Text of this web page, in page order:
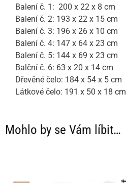
Balení č. 1: 200 x 22 x 8 cm
Balení č. 2: 193 x 22 x 15 cm
Balení č. 3: 196 x 26 x 10 cm
Balení č. 4: 147 x 64 x 23 cm
Balení č. 5: 144 x 69 x 23 cm
Balční č. 6: 63 x 20 x 14 cm
Dřevěné čelo: 184 x 54 x 5 cm
Látkové čelo: 191 x 50 x 18 cm
Mohlo by se Vám líbit…